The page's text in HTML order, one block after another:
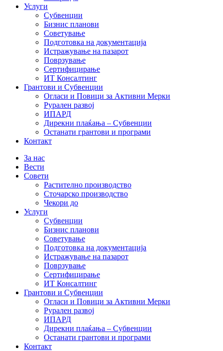
Услуги
Субвенции
Бизнис планови
Советување
Подготовка на документација
Истражување на пазарот
Поврзување
Сертифицирање
ИТ Консалтинг
Грантови и Субвенции
Огласи и Повици за Активни Мерки
Рурален развој
ИПАРД
Дирекни плаќања – Субвенции
Останати грантови и програми
Контакт
За нас
Вести
Совети
Растително производство
Сточарско производство
Чекори до
Услуги
Субвенции
Бизнис планови
Советување
Подготовка на документација
Истражување на пазарот
Поврзување
Сертифицирање
ИТ Консалтинг
Грантови и Субвенции
Огласи и Повици за Активни Мерки
Рурален развој
ИПАРД
Дирекни плаќања – Субвенции
Останати грантови и програми
Контакт